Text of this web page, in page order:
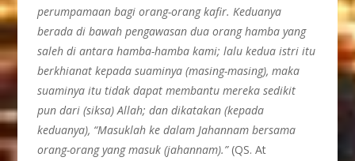
perumpamaan bagi orang-orang kafir. Keduanya
berada di bawah pengawasan dua orang hamba yang
saleh di antara hamba-hamba kami; lalu kedua istri itu
berkhianat kepada suaminya (masing-masing), maka
suaminya itu tidak dapat membantu mereka sedikit
pun dari (siksa) Allah; dan dikatakan (kepada
keduanya), “Masuklah ke dalam Jahannam bersama
orang-orang yang masuk (jahannam).”(QS. At